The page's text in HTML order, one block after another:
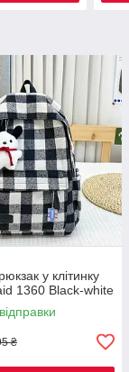
у клітинку
1360 Black-white
₴